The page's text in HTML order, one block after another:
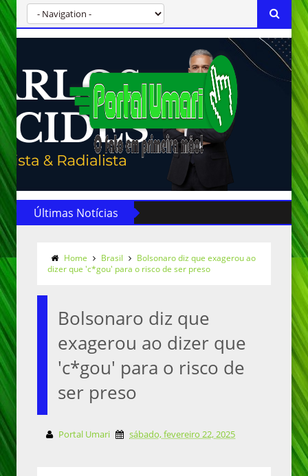
Últimas Notícias
Home Brasil
Bolsonaro diz que exagerou ao
dizer que 'c*gou' para o risco de ser preso
Bolsonaro diz que
exagerou ao dizer que
'c*gou' para o risco de
ser preso
Portal Umari sábado, fevereiro 22, 2025